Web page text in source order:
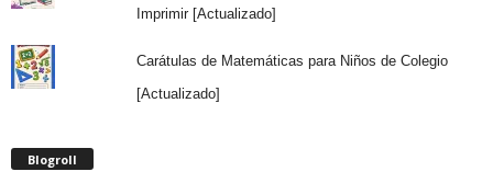
Imprimir [Actualizado]
Carátulas de Matemáticas para Niños de Colegio
[Actualizado]
Blogroll